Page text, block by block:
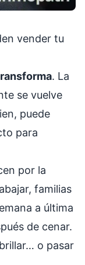
vender tu
. La
se vuelve
puede
para
por la
familias
a última
de cenar.
o pasar